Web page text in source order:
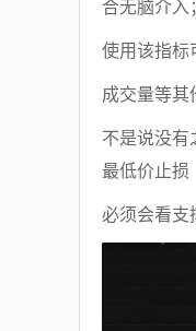
合无脑介入
使用该指标
成交量等其
不是说没有
最低价止损
必须会看支